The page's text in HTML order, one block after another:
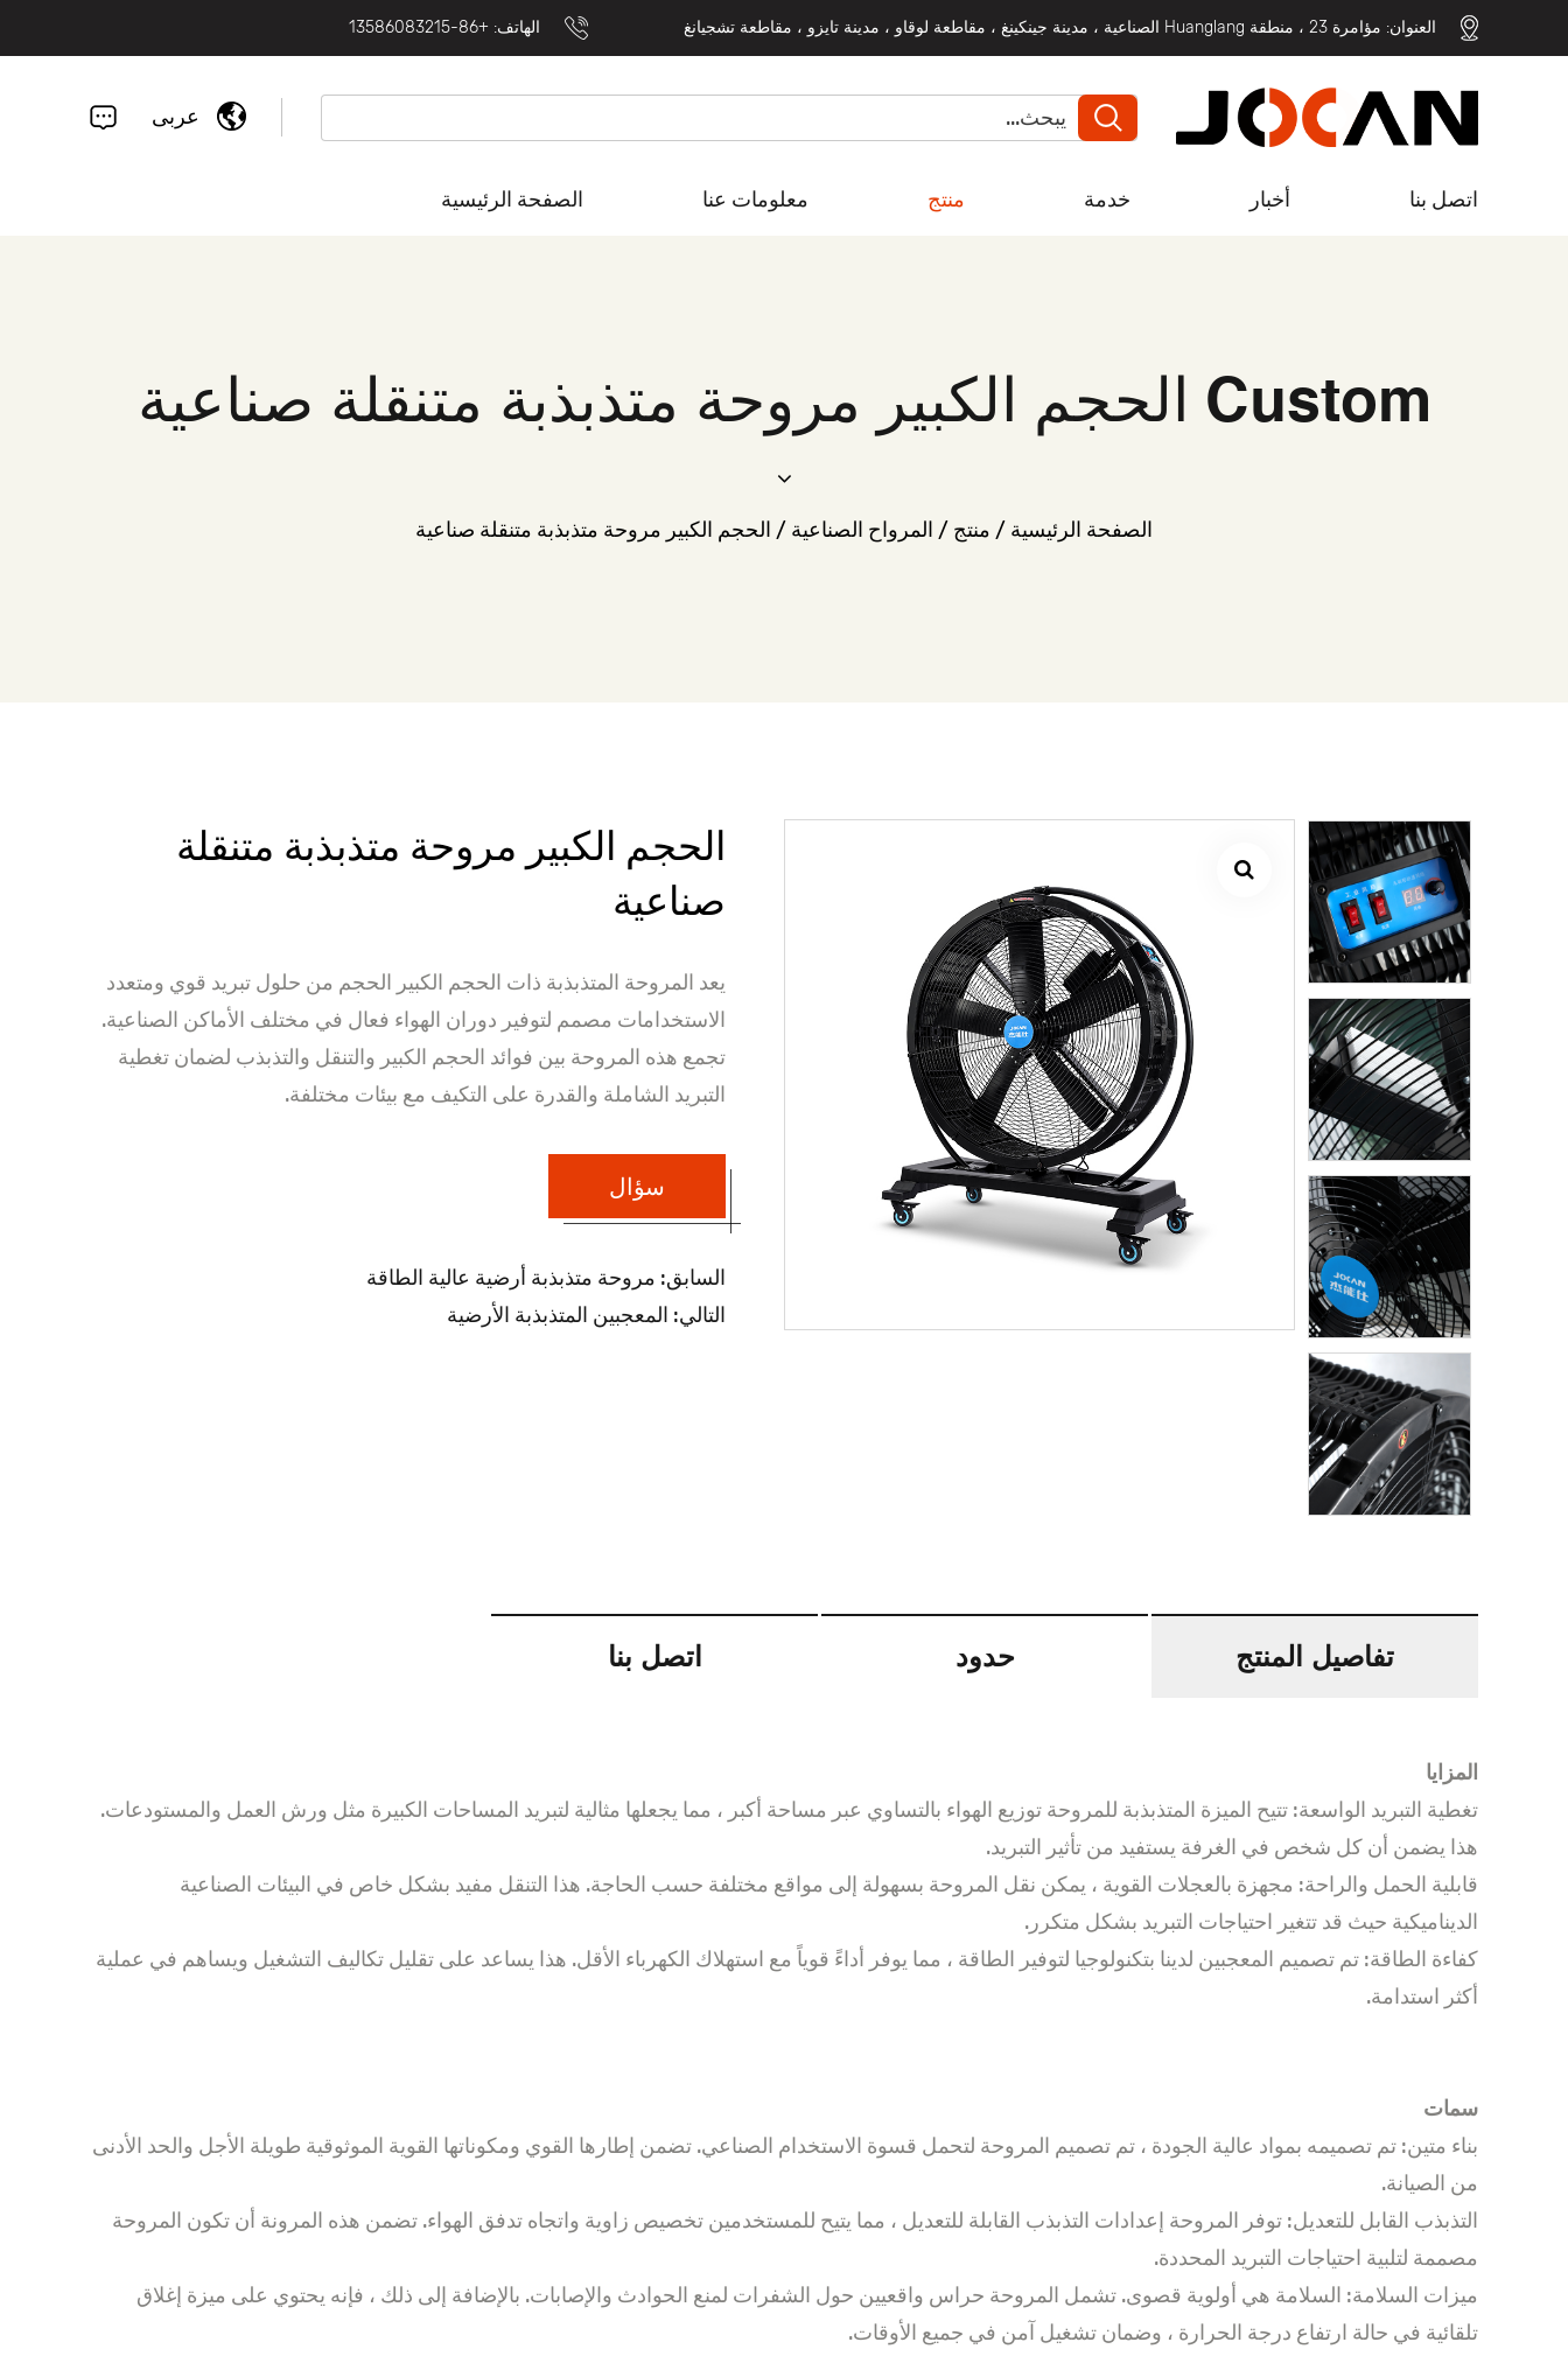
العنوان: مؤامرة 23 ، منطقة Huanglang الصناعية ، مدينة جينكينغ ، مقاطعة لوقاو ، مدينة تايزو ، مقاطعة تشجيانغ الهاتف: +86-13586083215
عربى
الصفحة الرئيسية معلومات عنا منتج خدمة أخبار اتصل بنا
Custom الحجم الكبير مروحة متذبذبة متنقلة صناعية
الصفحة الرئيسية / منتج / المرواح الصناعية / الحجم الكبير مروحة متذبذبة متنقلة صناعية
الحجم الكبير مروحة متذبذبة متنقلة
صناعية
يعد المروحة المتذبذبة ذات الحجم الكبير الحجم من حلول تبريد قوي ومتعدد
الاستخدامات مصمم لتوفير دوران الهواء فعال في مختلف الأماكن الصناعية.
تجمع هذه المروحة بين فوائد الحجم الكبير والتنقل والتذبذب لضمان تغطية
التبريد الشاملة والقدرة على التكيف مع بيئات مختلفة.
سؤال
السابق: مروحة متذبذبة أرضية عالية الطاقة
التالي: المعجبين المتذبذبة الأرضية
تفاصيل المنتج حدود اتصل بنا
المزايا
تغطية التبريد الواسعة: تتيح الميزة المتذبذبة للمروحة توزيع الهواء بالتساوي عبر مساحة أكبر ، مما يجعلها مثالية لتبريد المساحات الكبيرة مثل ورش العمل والمستودعات.
هذا يضمن أن كل شخص في الغرفة يستفيد من تأثير التبريد.
قابلية الحمل والراحة: مجهزة بالعجلات القوية ، يمكن نقل المروحة بسهولة إلى مواقع مختلفة حسب الحاجة. هذا التنقل مفيد بشكل خاص في البيئات الصناعية
الديناميكية حيث قد تتغير احتياجات التبريد بشكل متكرر.
كفاءة الطاقة: تم تصميم المعجبين لدينا بتكنولوجيا لتوفير الطاقة ، مما يوفر أداءً قوياً مع استهلاك الكهرباء الأقل. هذا يساعد على تقليل تكاليف التشغيل ويساهم في عملية
أكثر استدامة.
سمات
بناء متين: تم تصميمه بمواد عالية الجودة ، تم تصميم المروحة لتحمل قسوة الاستخدام الصناعي. تضمن إطارها القوي ومكوناتها القوية الموثوقية طويلة الأجل والحد الأدنى
من الصيانة.
التذبذب القابل للتعديل: توفر المروحة إعدادات التذبذب القابلة للتعديل ، مما يتيح للمستخدمين تخصيص زاوية واتجاه تدفق الهواء. تضمن هذه المرونة أن تكون المروحة
مصممة لتلبية احتياجات التبريد المحددة.
ميزات السلامة: السلامة هي أولوية قصوى. تشمل المروحة حراس واقعيين حول الشفرات لمنع الحوادث والإصابات. بالإضافة إلى ذلك ، فإنه يحتوي على ميزة إغلاق
تلقائية في حالة ارتفاع درجة الحرارة ، وضمان تشغيل آمن في جميع الأوقات.